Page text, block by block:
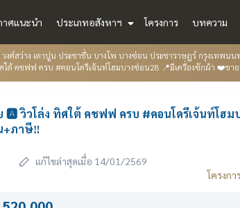
ศแนะนำ ประเภทอสังหาฯ โครงการ บทความ
งศ์สว่าง เตาปูน ประชาชื่น บางโพ บางซ่อน ประชาราษฎร์ กรุงเทพนน
ใต้ คชฟฟ ครบ #คอนโดรีเจ้นท์โฮมบางซ่อน28 📍มีเครื่องซักผ้า ❤️ขา
🅰️ วิวโล่ง ทิศใต้ คชฟฟ ครบ #คอนโดรีเจ้นท์โฮม
+ภาษี‼️
แก้ไขล่าสุดเมื่อ 14/01/2569
โครงก